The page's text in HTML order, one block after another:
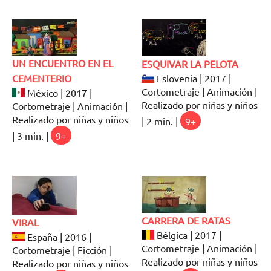
UN ENCUENTRO EN EL
CEMENTERIO
México | 2017 |
Cortometraje | Animación |
Realizado por niñas y niños
| 3 min. |
9+
ESQUIVAR LA PELOTA
Eslovenia | 2017 |
Cortometraje | Animación |
Realizado por niñas y niños
| 2 min. |
9+
VIRAL
España | 2016 |
Cortometraje | Ficción |
Realizado por niñas y niños
CARRERA DE RATAS
Bélgica | 2017 |
Cortometraje | Animación |
Realizado por niñas y niños